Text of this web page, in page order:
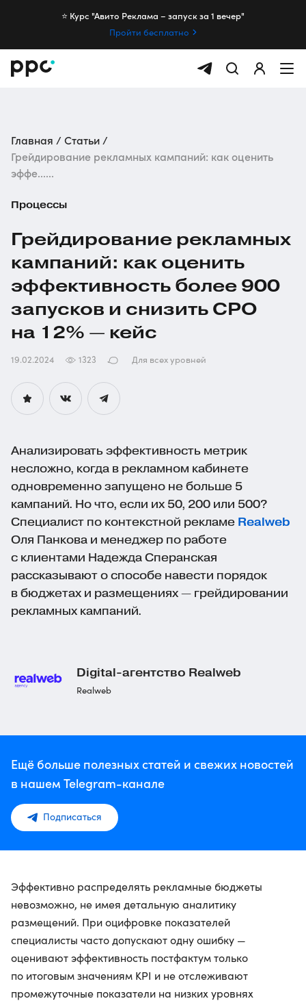
⭐️ Курс "Авито Реклама – запуск за 1 вечер"
Пройти бесплатно
Главная
Статьи
Грейдирование рекламных кампаний: как оценить
эффе......
Процессы
Грейдирование рекламных
кампаний: как оценить
эффективность более 900
запусков и снизить CPO
на 12% — кейс
19.02.2024 1323 Для всех уровней
Анализировать эффективность метрик
несложно, когда в рекламном кабинете
одновременно запущено не больше 5
кампаний. Но что, если их 50, 200 или 500?
Специалист по контекстной рекламе Realweb
Оля Панкова и менеджер по работе
с клиентами Надежда Сперанская
рассказывают о способе навести порядок
в бюджетах и размещениях — грейдировании
рекламных кампаний.
Digital-агентство Realweb
Realweb
Ещё больше полезных статей и свежих новостей
в нашем Telegram-канале
Подписаться
Эффективно распределять рекламные бюджеты
невозможно, не имея детальную аналитику
размещений. При оцифровке показателей
специалисты часто допускают одну ошибку —
оценивают эффективность постфактум только
по итоговым значениям KPI и не отслеживают
промежуточные показатели на низких уровнях